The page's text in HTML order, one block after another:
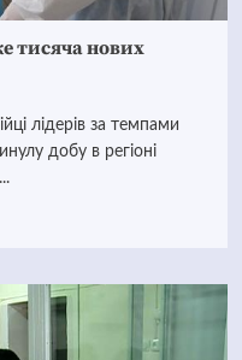
тисяча нових
лідерів за темпами
добу в регіоні